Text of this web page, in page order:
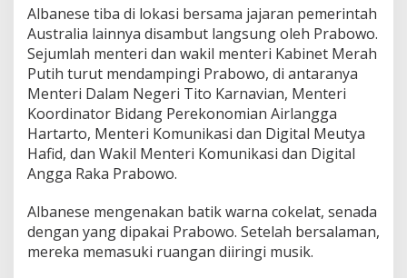
k
I
n
d
o
n
e
s
i
a
Albanese tiba di lokasi bersama jajaran pemerintah
Australia lainnya disambut langsung oleh Prabowo.
Sejumlah menteri dan wakil menteri Kabinet Merah
Putih turut mendampingi Prabowo, di antaranya
Menteri Dalam Negeri Tito Karnavian, Menteri
Koordinator Bidang Perekonomian Airlangga
Hartarto, Menteri Komunikasi dan Digital Meutya
Hafid, dan Wakil Menteri Komunikasi dan Digital
Angga Raka Prabowo.
Albanese mengenakan batik warna cokelat, senada
dengan yang dipakai Prabowo. Setelah bersalaman,
mereka memasuki ruangan diiringi musik.